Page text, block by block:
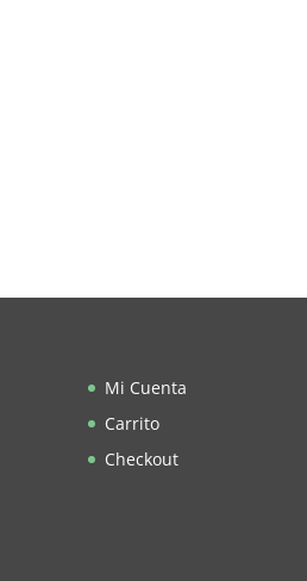
Mi Cuenta
Carrito
Checkout